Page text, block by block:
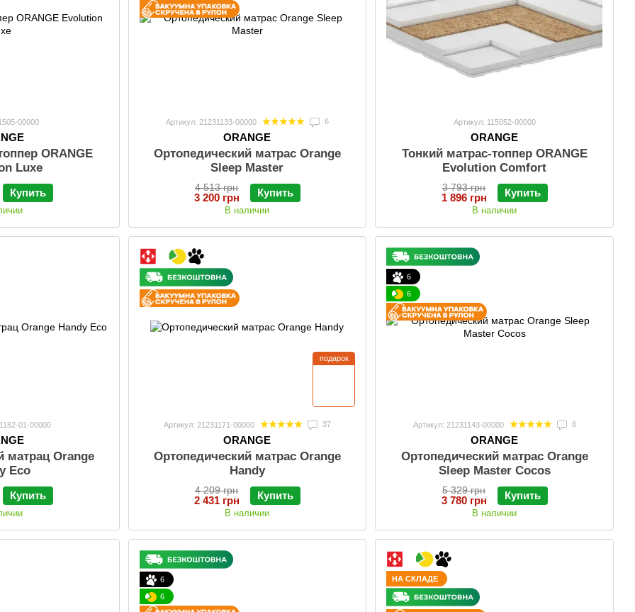
00000
ORANGE
Luxe
Купить
Артикул: 21231133-00000 6
ORANGE
Ортопедический матрас Orange
Sleep Master
4 513 грн
3 200 грн Купить
В наличии
Артикул: 115052-00000
ORANGE
Тонкий матраc-топпер ORANGE
Evolution Comfort
3 793 грн
1 896 грн Купить
В наличии
01-00000
матрац Orange
Eco
Купить
подарок
Артикул: 21231171-00000 37
ORANGE
Ортопедический матрас Orange
Handy
4 209 грн
2 431 грн Купить
В наличии
6
6
Артикул: 21231143-00000 6
ORANGE
Ортопедический матрас Orange
Sleep Master Cocos
5 329 грн
3 780 грн Купить
В наличии
6
6
НА СКЛАДЕ